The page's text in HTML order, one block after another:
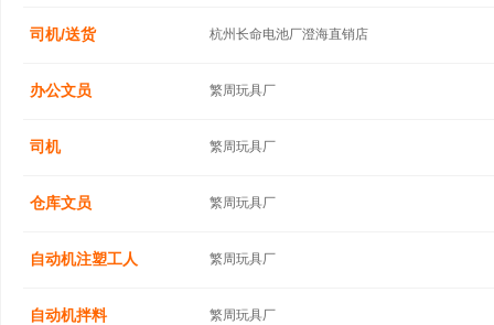
司机/送货 杭州长命电池厂澄海直销店
办公文员 繁周玩具厂
司机 繁周玩具厂
仓库文员 繁周玩具厂
自动机注塑工人 繁周玩具厂
自动机拌料 繁周玩具厂